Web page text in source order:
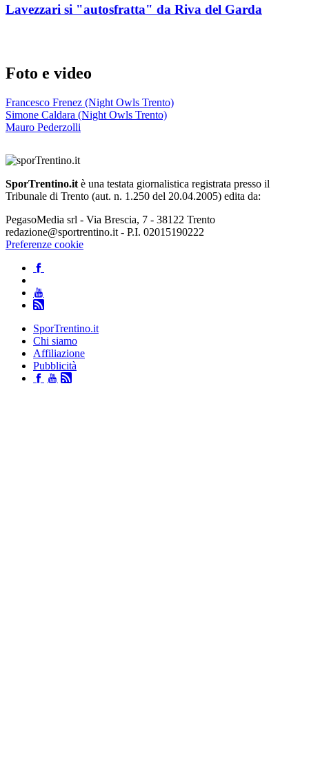
Lavezzari si "autosfratta" da Riva del Garda
Foto e video
Francesco Frenez (Night Owls Trento)
Simone Caldara (Night Owls Trento)
Mauro Pederzolli
SporTrentino.it è una testata giornalistica registrata presso il
Tribunale di Trento (aut. n. 1.250 del 20.04.2005) edita da:
PegasoMedia srl - Via Brescia, 7 - 38122 Trento
redazione@sportrentino.it - P.I. 02015190222
Preferenze cookie
SporTrentino.it
Chi siamo
Affiliazione
Pubblicità